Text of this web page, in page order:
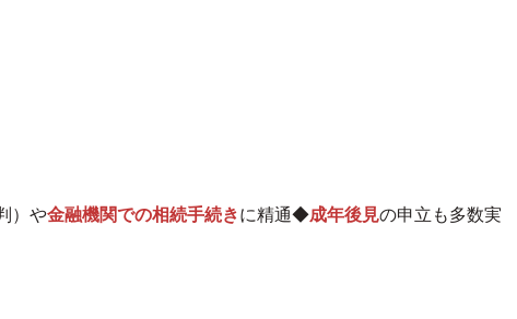
）や金融機関での相続手続きに精通◆成年後見の申立も多数実